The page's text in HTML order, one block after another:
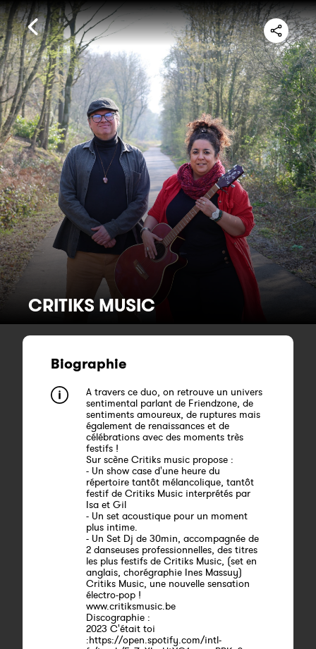
CRITIKS MUSIC
Biographie
A travers ce duo, on retrouve un univers
sentimental parlant de Friendzone, de
sentiments amoureux, de ruptures mais
également de renaissances et de
célébrations avec des moments très
festifs !
Sur scène Critiks music propose :
- Un show case d'une heure du
répertoire tantôt mélancolique, tantôt
festif de Critiks Music interprétés par
Isa et Gil
- Un set acoustique pour un moment
plus intime.
- Un Set Dj de 30min, accompagnée de
2 danseuses professionnelles, des titres
les plus festifs de Critiks Music, (set en
anglais, chorégraphie Ines Massuy)
Critiks Music, une nouvelle sensation
électro-pop !
www.critiksmusic.be
Discographie :
2023 C'était toi
:https://open.spotify.com/intl-